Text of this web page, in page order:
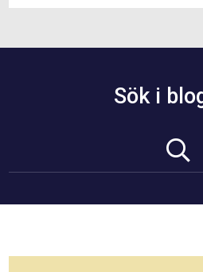
Sök i